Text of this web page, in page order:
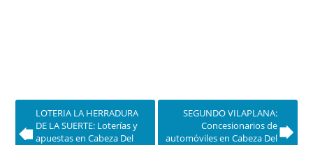
LOTERIA LA HERRADURA
DE LA SUERTE: Loterías y
apuestas en Cabeza Del
SEGUNDO VILAPLANA:
Concesionarios de
automóviles en Cabeza Del